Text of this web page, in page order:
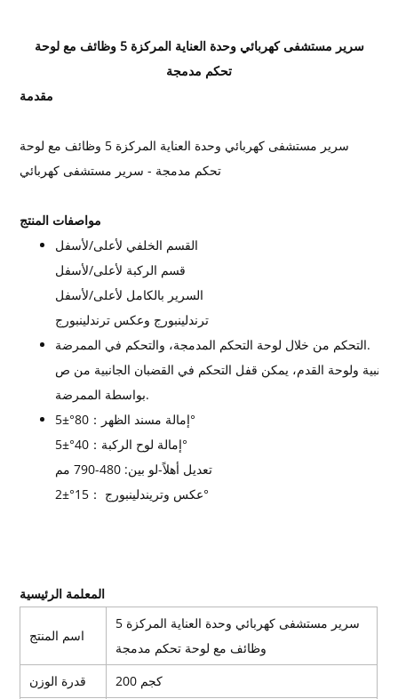
سرير مستشفى كهربائي وحدة العناية المركزة 5 وظائف مع لوحة
تحكم مدمجة
مقدمة
سرير مستشفى كهربائي وحدة العناية المركزة 5 وظائف مع لوحة
تحكم مدمجة - سرير مستشفى كهربائي
مواصفات المنتج
القسم الخلفي لأعلى/لأسفل
قسم الركبة لأعلى/لأسفل
السرير بالكامل لأعلى/لأسفل
ترندلينبورج وعكس ترندلينبورج
التحكم من خلال لوحة التحكم المدمجة، والتحكم في الممرضة.
2 من القضبان الجانبية ولوحة القدم، يمكن قفل التحكم في القضبان الجانبية من ص
بواسطة الممرضة.
إمالة مسند الظهر：80°±5°
إمالة لوح الركبة：40°±5°
تعديل أهلاً-لو بين: 480-790 مم
عكس وتريندلينبورج ：15°±2°
المعلمة الرئيسية
اسم المنتج
سرير مستشفى كهربائي وحدة العناية المركزة 5
وظائف مع لوحة تحكم مدمجة
قدرة الوزن
200 كجم